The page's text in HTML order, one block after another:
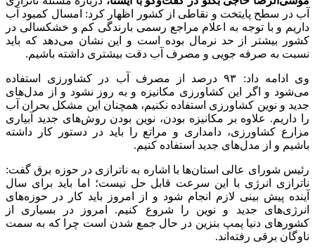
آب در سطح پایتخت و نقاطی از کشور اظهار کرد: امسال کمبود آب
داریم و با توجه به اعلام مراجع رسمی بارندگی کم و خشکسالی در
کشور بیشتر از حد نرمال بوده است و این نشان می‌دهد که باید
نسبت به صرفه جویی و مصرف آب دقت بیشتری داشته باشیم.
وی ادامه داد: ۹۳ درصد از مصرف آب در کشاورزی استفاده
می‌شود و اگر این کشاورزی مکانیزه و به روز نشود و از مدل‌های
جدید و نوین کشاورزی استفاده نکنیم، همچنان این مشکل بحران آب
را داریم. علاوه بر مکانیزه بودن، نوین بودن روش‌های جدید آبیاری
مزارع کشاورزی، دامداری و مراتع را باید در دستور کار داشته
باشیم و از مدل‌های جدید استفاده کنیم.
رئیس شورای عالی استان‌ها با اشاره به ناترازی در حوزه برق گفت:
ناترازی انرژی با این سرعت قابل حل نیست؛ اما باید برای سال‌
آینده پیش بینی لازم انجام شود و از امروز باید کار در حوزه‌های
انرژی‌های جدید و نوین را شروع کنیم. امروز در بسیاری از
کشورهای دنیا پمپ بنزین در حال جمع شدن است چرا که به سمت
ناوگان برقی رفته‌اند.